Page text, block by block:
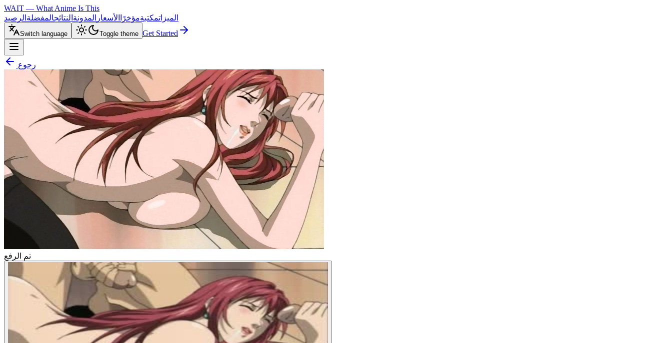
WAIT — What Anime Is This
الميزاتمكتبةمؤخرًا الأسعار المدونة النتائجالمفضلة الرصيد
Switch language Toggle theme Get Started
رجوع
تم الرفع